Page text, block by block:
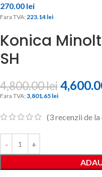
270.00 lei
Fara TVA: 223.14 lei
Konica
SH
4,800.00lei
Fara TVA: 3,801.65 lei
(3recenzii de la